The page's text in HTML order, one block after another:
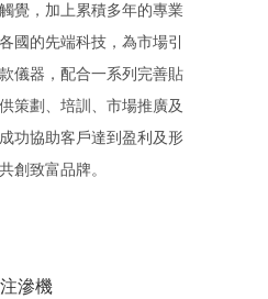
覺，加上累積多年的專業
國的先端科技，為市場引
儀器，配合一系列完善貼
策劃、培訓、市場推廣及
功協助客戶達到盈利及形
創致富品牌。
滲機